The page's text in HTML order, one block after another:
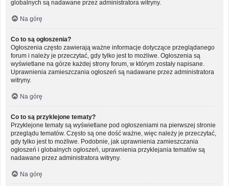
globalnych są nadawane przez administratora witryny.
Na górę
Co to są ogłoszenia?
Ogłoszenia często zawierają ważne informacje dotyczące przeglądanego
forum i należy je przeczytać, gdy tylko jest to możliwe. Ogłoszenia są
wyświetlane na górze każdej strony forum, w którym zostały napisane.
Uprawnienia zamieszczania ogłoszeń są nadawane przez administratora
witryny.
Na górę
Co to są przyklejone tematy?
Przyklejone tematy są wyświetlane pod ogłoszeniami na pierwszej stronie
przeglądu tematów. Często są one dość ważne, więc należy je przeczytać,
gdy tylko jest to możliwe. Podobnie, jak uprawnienia zamieszczania
ogłoszeń i globalnych ogłoszeń, uprawnienia przyklejania tematów są
nadawane przez administratora witryny.
Na górę